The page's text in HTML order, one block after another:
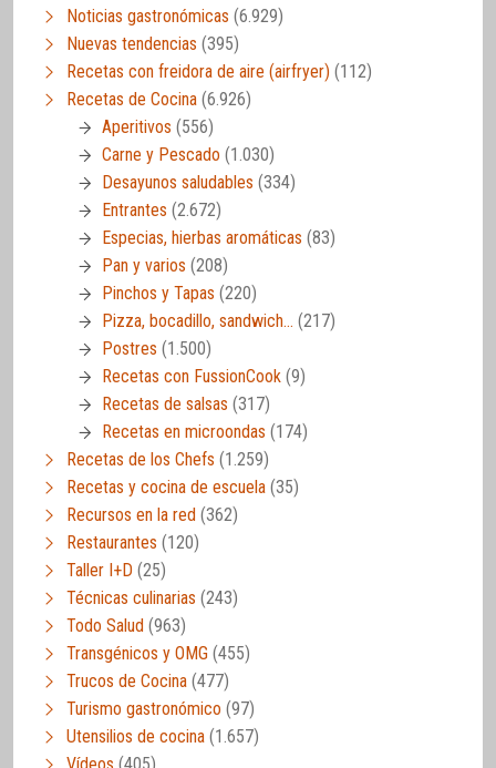
Noticias gastronómicas (6.929)
Nuevas tendencias (395)
Recetas con freidora de aire (airfryer) (112)
Recetas de Cocina (6.926)
Aperitivos (556)
Carne y Pescado (1.030)
Desayunos saludables (334)
Entrantes (2.672)
Especias, hierbas aromáticas (83)
Pan y varios (208)
Pinchos y Tapas (220)
Pizza, bocadillo, sandwich… (217)
Postres (1.500)
Recetas con FussionCook (9)
Recetas de salsas (317)
Recetas en microondas (174)
Recetas de los Chefs (1.259)
Recetas y cocina de escuela (35)
Recursos en la red (362)
Restaurantes (120)
Taller I+D (25)
Técnicas culinarias (243)
Todo Salud (963)
Transgénicos y OMG (455)
Trucos de Cocina (477)
Turismo gastronómico (97)
Utensilios de cocina (1.657)
Vídeos (405)